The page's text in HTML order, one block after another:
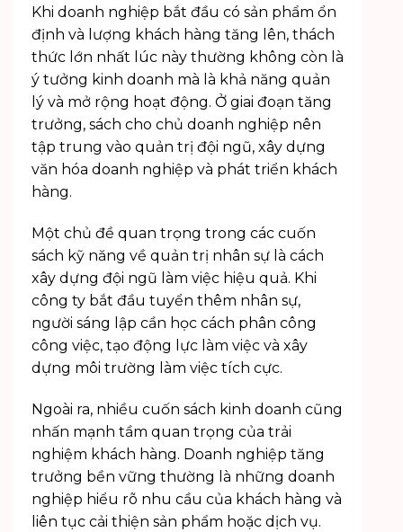
Khi doanh nghiệp bắt đầu có sản phẩm ổn
định và lượng khách hàng tăng lên, thách
thức lớn nhất lúc này thường không còn là
ý tưởng kinh doanh mà là khả năng quản
lý và mở rộng hoạt động. Ở giai đoạn tăng
trưởng, sách cho chủ doanh nghiệp nên
tập trung vào quản trị đội ngũ, xây dựng
văn hóa doanh nghiệp và phát triển khách
hàng.
Một chủ đề quan trọng trong các cuốn
sách kỹ năng về quản trị nhân sự là cách
xây dựng đội ngũ làm việc hiệu quả. Khi
công ty bắt đầu tuyển thêm nhân sự,
người sáng lập cần học cách phân công
công việc, tạo động lực làm việc và xây
dựng môi trường làm việc tích cực.
Ngoài ra, nhiều cuốn sách kinh doanh cũng
nhấn mạnh tầm quan trọng của trải
nghiệm khách hàng. Doanh nghiệp tăng
trưởng bền vững thường là những doanh
nghiệp hiểu rõ nhu cầu của khách hàng và
liên tục cải thiện sản phẩm hoặc dịch vụ.